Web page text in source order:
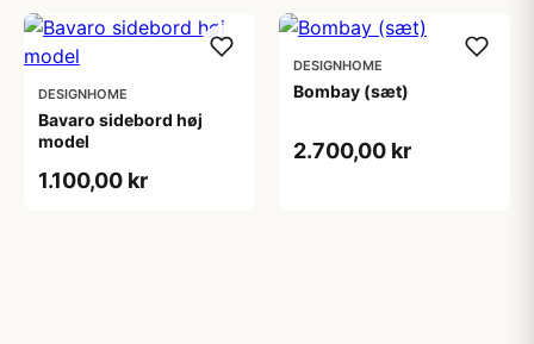
DESIGNHOME
Bavaro sidebord høj
model
1.100,00 kr
DESIGNHOME
Bombay (sæt)
2.700,00 kr